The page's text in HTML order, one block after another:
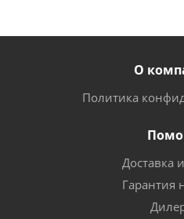
О
Политика
Доставка
Гарантия